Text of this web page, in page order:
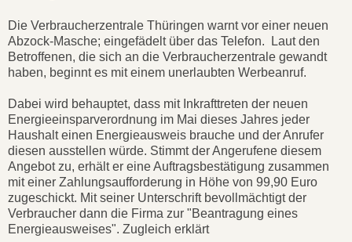
Die Verbraucherzentrale Thüringen warnt vor einer neuen
Abzock-Masche; eingefädelt über das Telefon. Laut den
Betroffenen, die sich an die Verbraucherzentrale gewandt
haben, beginnt es mit einem unerlaubten Werbeanruf.
Dabei wird behauptet, dass mit Inkrafttreten der neuen
Energieeinsparverordnung im Mai dieses Jahres jeder
Haushalt einen Energieausweis brauche und der Anrufer
diesen ausstellen würde. Stimmt der Angerufene diesem
Angebot zu, erhält er eine Auftragsbestätigung zusammen
mit einer Zahlungsaufforderung in Höhe von 99,90 Euro
zugeschickt. Mit seiner Unterschrift bevollmächtigt der
Verbraucher dann die Firma zur "Beantragung eines
Energieausweises". Zugleich erklärt